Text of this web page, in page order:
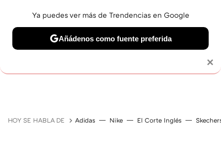
HOY SE HABLA DE Adidas Nike El Corte Inglés
×
Ya puedes ver más de Trendencias en Google
Añádenos como fuente preferida